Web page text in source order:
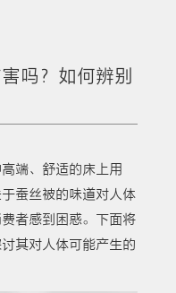
吗？如何辨别
端、舒适的床上用
蚕丝被的味道对人体
者感到困惑。下面将
其对人体可能产生的